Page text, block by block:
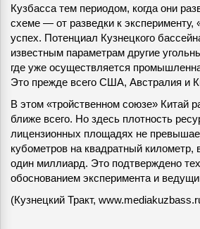
Кузбасса тем периодом, когда они
схеме — от разведки к эксперименту,
успех. Потенциал Кузнецкого
известным параметрам другие
где уже осуществляется
Это прежде всего США, Австралия и
В этом «тройственном союзе» Китай
ближе всего. Но здесь плотность
лицензионных площадях не
кубометров на квадратный
один миллиард. Это подтверждено
обоснованием эксперимента и
(Кузнецкий Тракт,